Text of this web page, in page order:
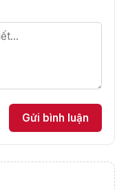
Gửi bình luận